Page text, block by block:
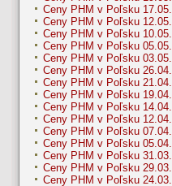
Ceny PHM v Poľsku 17.05.
Ceny PHM v Poľsku 12.05.
Ceny PHM v Poľsku 10.05.
Ceny PHM v Poľsku 05.05.
Ceny PHM v Poľsku 03.05.
Ceny PHM v Poľsku 26.04.
Ceny PHM v Poľsku 21.04.
Ceny PHM v Poľsku 19.04.
Ceny PHM v Poľsku 14.04.
Ceny PHM v Poľsku 12.04.
Ceny PHM v Poľsku 07.04.
Ceny PHM v Poľsku 05.04.
Ceny PHM v Poľsku 31.03.
Ceny PHM v Poľsku 29.03.
Ceny PHM v Poľsku 24.03.